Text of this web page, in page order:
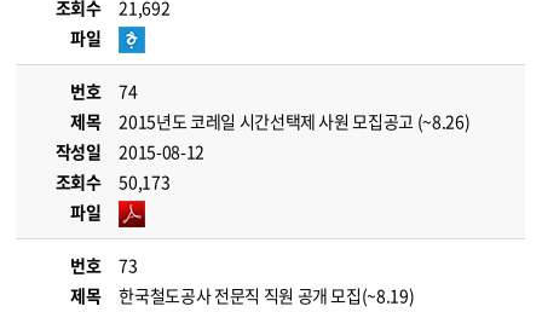
조회수
21,692
파일
번호
74
제목
2015년도 코레일 시간선택제 사원 모집공고 (~8.26)
작성일
2015-08-12
조회수
50,173
파일
번호
73
제목
한국철도공사 전문직 직원 공개 모집(~8.19)